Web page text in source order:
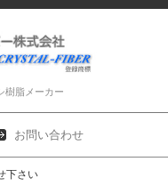
樹脂メーカー
お問い合わせ
下さい